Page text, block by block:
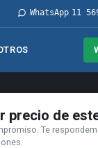
WhatsApp 11
precio de
Te